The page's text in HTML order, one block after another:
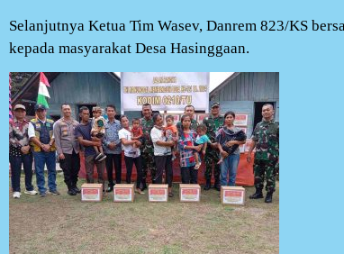
Selanjutnya Ketua Tim Wasev, Danrem 823/KS
kepada masyarakat Desa Hasinggaan.